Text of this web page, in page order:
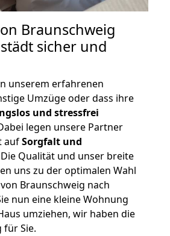
Braunschweig
sicher und
unserem erfahrenen
Umzüge oder dass ihre
und stressfrei
legen unsere Partner
aufSorgfalt und
Die Qualität und unser breite
uns zu der optimalen Wahl
Braunschweig nach
nun eine kleine Wohnung
umziehen, wir haben die
für Sie.